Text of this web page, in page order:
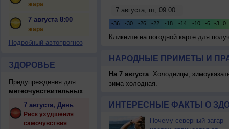
жара
7 августа 8:00
жара
Подробный автопрогноз
ЗДОРОВЬЕ
Предупреждения для
метеочувствительных
7 августа, День
Риск ухудшения
самочувствия
Кликните на погодной карте для
НАРОДНЫЕ ПРИМЕТЫ И
На 7 августа: Холодницы,
зима холодная.
ИНТЕРЕСНЫЕ ФАКТЫ О
Почему северный загар